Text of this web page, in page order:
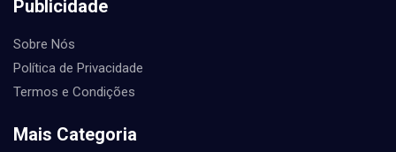
Publicidade
Sobre Nós
Política de Privacidade
Termos e Condições
Mais Categoria